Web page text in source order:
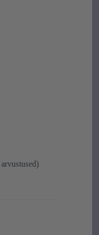
arvustused)